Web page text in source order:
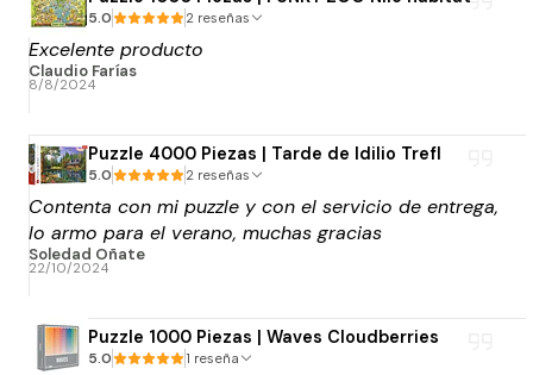
5.0 2 reseñas
Excelente producto
Claudio Farías
8/8/2024
Puzzle 4000 Piezas | Tarde de Idilio Trefl
5.0 2 reseñas
Contenta con mi puzzle y con el servicio de entrega,
lo armo para el verano, muchas gracias
Soledad Oñate
22/10/2024
Puzzle 1000 Piezas | Waves Cloudberries
5.0 1 reseña